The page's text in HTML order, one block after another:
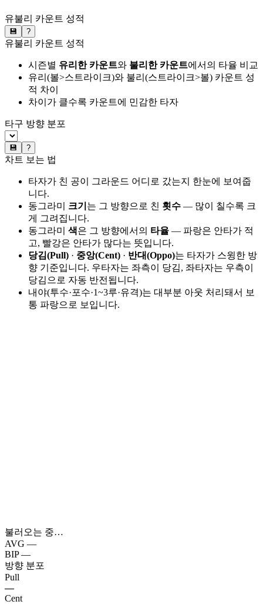
유불리 카운트 성적
💾 ?
유불리 카운트 성적
시즌별 유리한 카운트와 불리한 카운트에서의 타율 비교
유리(볼>스트라이크)와 불리(스트라이크>볼) 카운트 성
적 차이
차이가 클수록 카운트에 민감한 타자
타구 방향 분포
💾 ?
차트 보는 법
타자가 친 공이 그라운드 어디로 갔는지 한눈에 보여줍
니다.
동그라미 크기 는 그 방향으로 친 횟수 — 많이 칠수록 크
게 그려집니다.
동그라미 색은 그 방향에서의 타율 — 파랑은 안타가 적
고, 빨강은 안타가 많다는 뜻입니다.
당김(Pull) · 중앙(Cent) · 반대(Oppo)는 타자가 스윙한 방
향 기준입니다. 우타자는 좌측이 당김, 좌타자는 우측이
당김으로 자동 반전됩니다.
내야(투수·포수·1~3루·유격)는 대부분 아웃 처리돼서 보
통 파랑으로 보입니다.
불러오는 중…
AVG —
BIP —
방향 분포
Pull
—
Cent